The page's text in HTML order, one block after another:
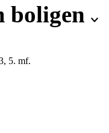
boligen
5. mf.